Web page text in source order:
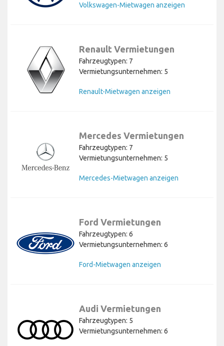
Volkswagen-Mietwagen anzeigen
Renault Vermietungen
Fahrzeugtypen: 7
Vermietungsunternehmen: 5
Renault-Mietwagen anzeigen
Mercedes Vermietungen
Fahrzeugtypen: 7
Vermietungsunternehmen: 5
Mercedes-Mietwagen anzeigen
Ford Vermietungen
Fahrzeugtypen: 6
Vermietungsunternehmen: 6
Ford-Mietwagen anzeigen
Audi Vermietungen
Fahrzeugtypen: 5
Vermietungsunternehmen: 6